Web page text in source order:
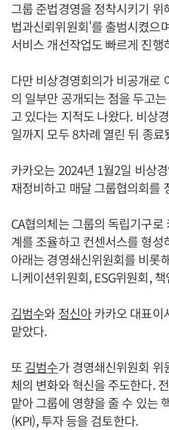
그룹 준법경영을 정착시키기
법과신뢰위원회'를 출범시켰으
서비스 개선작업도 빠르게 진행
다만 비상경영회의가 비공개로
의 일부만 공개되는 점을 두고
고 있다는 지적도 나왔다. 비상
일까지 모두 8차례 열린 뒤 종료
카카오는 2024년 1월2일 비상
재정비하고 매달 그룹협의회를
CA협의체는 그룹의 독립기구
계를 조율하고 컨센서스를 형성
아래는 경영쇄신위원회를 비롯
니케이션위원회, ESG위원회,
김범수와 정신아카카오 대표이
맡았다.
또김범수가 경영쇄신위원회 위
체의 변화와 혁신을 주도한다.
맡아 그룹에 영향을 줄 수 있는
(KPI), 투자 등을 검토한다.